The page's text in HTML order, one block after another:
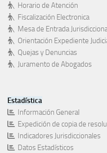
Horario de Atención
Fiscalización Electronica
Mesa de Entrada
Orientación Expediente
Quejas y Denuncias
Juramento de Abogados
Estadística
Información General
Expedición de copia de
Indicadores Jurisdiccionales
Datos Estadísticos